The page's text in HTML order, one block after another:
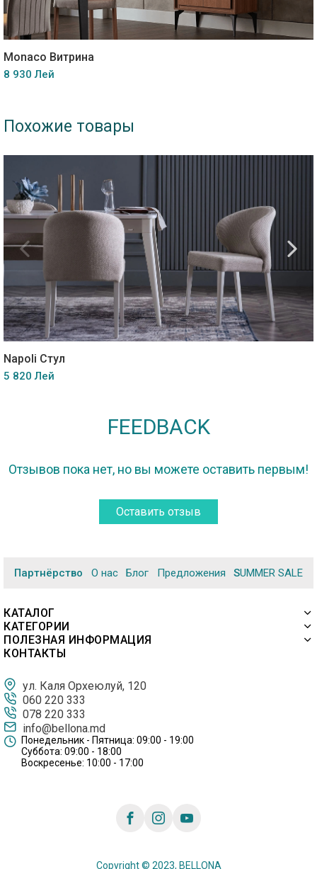
Monaco Витрина
8 930 Лей
Похожие товары
Napoli Стул
5 820 Лей
FEEDBACK
Отзывов пока нет, но вы можете оставить первым!
Оставить отзыв
Партнёрство О нас Блог Предложения SUMMER SALE
КАТАЛОГ
КАТЕГОРИИ
ПОЛЕЗНАЯ ИНФОРМАЦИЯ
КОНТАКТЫ
ул. Каля Орхеюлуй, 120
060 220 333
078 220 333
info@bellona.md
Понедельник - Пятница: 09:00 - 19:00
Суббота: 09:00 - 18:00
Воскресенье: 10:00 - 17:00
Copyright © 2023, BELLONA